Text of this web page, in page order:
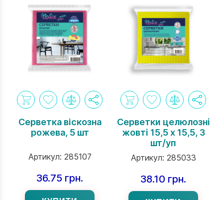
Серветка вiскозна
рожева, 5 шт
Артикул: 285107
36.75 грн.
Серветки целюлозні
жовті 15,5 х 15,5, 3
шт/уп
Артикул: 285033
38.10 грн.